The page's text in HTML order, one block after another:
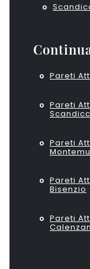
Pareti
Pareti
Pareti
Pareti
Bisenzio
Pareti